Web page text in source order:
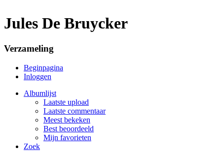
Jules De Bruycker
Verzameling
Beginpagina
Inloggen
Albumlijst
Laatste upload
Laatste commentaar
Meest bekeken
Best beoordeeld
Mijn favorieten
Zoek